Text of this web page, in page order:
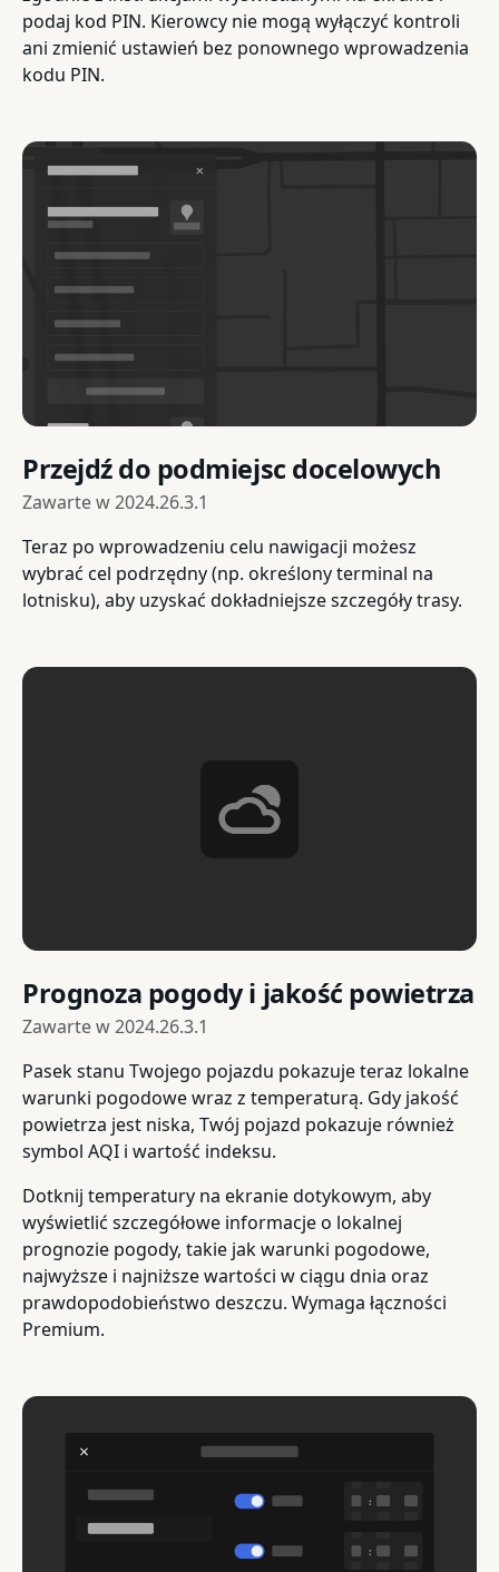
podaj kod PIN. Kierowcy nie mogą wyłączyć kontroli
ani zmienić ustawień bez ponownego wprowadzenia
kodu PIN.
Przejdź do podmiejsc docelowych
Zawarte w2024.26.3.1
Teraz po wprowadzeniu celu nawigacji możesz
wybrać cel podrzędny (np. określony terminal na
lotnisku), aby uzyskać dokładniejsze szczegóły trasy.
Prognoza pogody i jakość powietrza
Zawarte w2024.26.3.1
Pasek stanu Twojego pojazdu pokazuje teraz lokalne
warunki pogodowe wraz z temperaturą. Gdy jakość
powietrza jest niska, Twój pojazd pokazuje również
symbol AQI i wartość indeksu.
Dotknij temperatury na ekranie dotykowym, aby
wyświetlić szczegółowe informacje o lokalnej
prognozie pogody, takie jak warunki pogodowe,
najwyższe i najniższe wartości w ciągu dnia oraz
prawdopodobieństwo deszczu. Wymaga łączności
Premium.